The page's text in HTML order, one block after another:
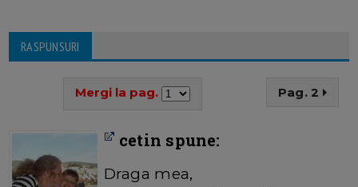
RASPUNSURI
Mergi la pag. Pag. 2
cetin spune:
Draga mea,